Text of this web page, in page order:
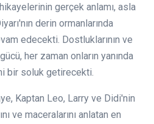
gerçek anlamı, asla
derin ormanlarında
edecekti. Dostluklarının ve
her zaman onların yanında
bir soluk getirecekti.
Kaptan Leo, Larry ve Didi'nin
ve maceralarını anlatan en